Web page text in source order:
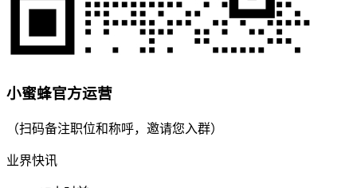
小蜜蜂官方运营
（扫码备注职位和称呼，邀请您入群）
业界快讯